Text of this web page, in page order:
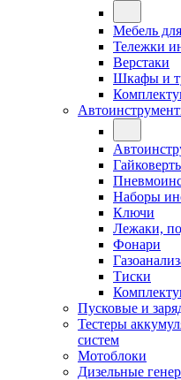
Мебель
Тележки
Верстаки
Шкафы и
Наборы
Ключи
Лежаки,
Фонари
Тиски
Пусковые и
Тестеры
систем
Мотоблоки
Дизельные